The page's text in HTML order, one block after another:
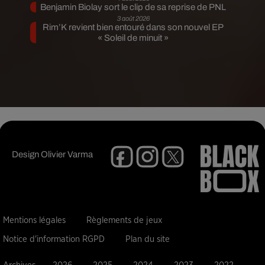
Benjamin Biolay sort le clip de sa reprise de PNL
3 août 2026
Rim’K revient bien entouré dans son nouvel EP
« Soleil de minuit »
DesignOlivier Varma
Mentions légales Règlements de jeux
Notice d'information RGPD Plan du site